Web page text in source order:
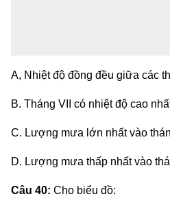
A, Nhiệt độ đồng đều giữa các
B. Tháng VII có nhiệt độ cao
C. Lượng mưa lớn nhất vào
D. Lượng mưa thấp nhất vào
Câu 40: Cho biểu đồ: